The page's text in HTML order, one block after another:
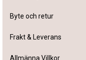
Byte och retur
Frakt & Leverans
Allmänna Villkor